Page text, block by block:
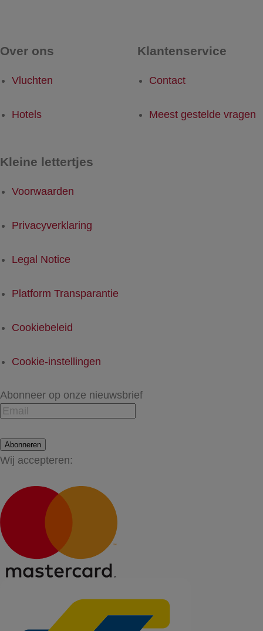
Over ons
Vluchten
Hotels
Klantenservice
Contact
Meest gestelde vragen
Kleine lettertjes
Voorwaarden
Privacyverklaring
Legal Notice
Platform Transparantie
Cookiebeleid
Cookie-instellingen
Abonneer op onze nieuwsbrief
Abonneren
Wij accepteren: